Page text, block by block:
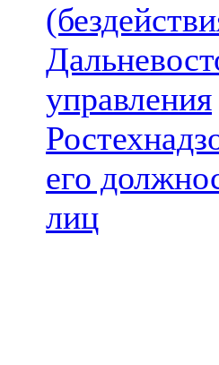
управления
его
лиц